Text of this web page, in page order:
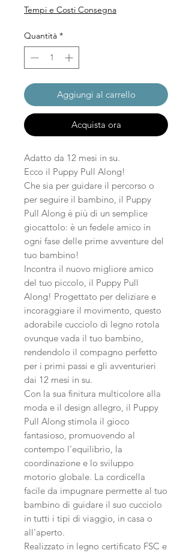
Tempi e Costi Consegna
Quantità *
Aggiungi al carrello
Acquista ora
Adatto da 12 mesi in su.
Ecco il Puppy Pull Along!
Che sia per guidare il percorso o
per seguire il bambino, il Puppy
Pull Along è più di un semplice
giocattolo: è un fedele amico in
ogni fase delle prime avventure del
tuo bambino!
Incontra il nuovo migliore amico
del tuo piccolo, il Puppy Pull
Along! Progettato per deliziare e
incoraggiare il movimento, questo
adorabile cucciolo di legno rotola
ovunque vada il tuo bambino,
rendendolo il compagno perfetto
per i primi passi e gli avventurieri
dai 12 mesi in su.
Con la sua finitura multicolore alla
moda e il design allegro, il Puppy
Pull Along stimola il gioco
fantasioso, promuovendo al
contempo l'equilibrio, la
coordinazione e lo sviluppo
motorio globale. La cordicella
facile da impugnare permette al tuo
bambino di guidare il suo cucciolo
in tutti i tipi di viaggio, in casa o
all'aperto.
Realizzato in legno certificato FSC e